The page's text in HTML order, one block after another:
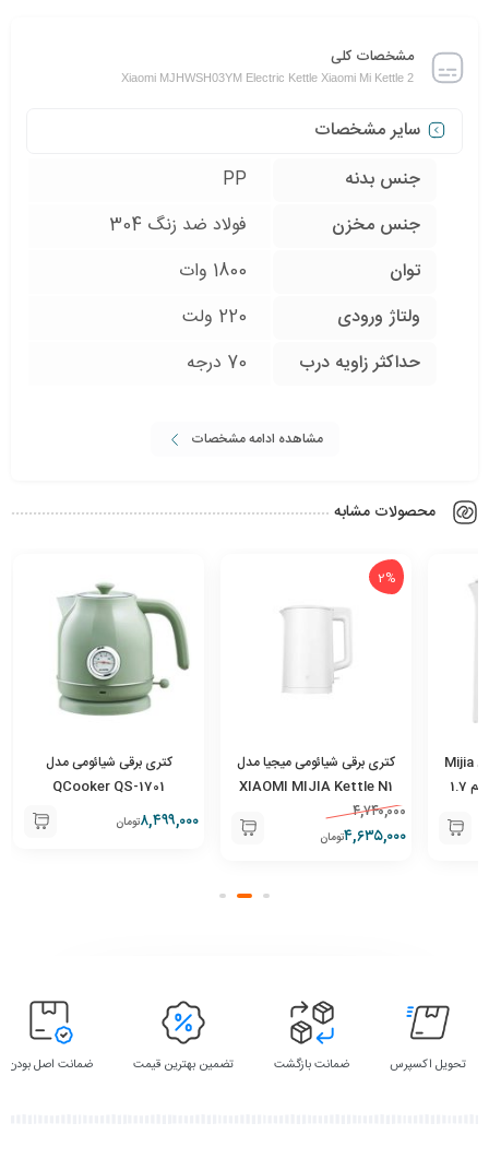
مشخصات کلی
Xiaomi MJHWSH03YM Electric Kettle Xiaomi Mi Kettle 2
سایر مشخصات
جنس بدنه
PP
جنس مخزن
فولاد ضد زنگ 304
توان
1800 وات
ولتاژ ورودی
220 ولت
حداکثر زاویه درب
70 درجه
مشاهده ادامه مشخصات
محصولات مشابه
کتری برقی شیائومی مدل Mijia
3 MJDSH08YM حجم 1.7
2%
کتری برقی شیائومی میجیا مدل
XIAOMI MIJIA Kettle N1
MJDSH05YM۴,۷۴۰,۰۰۰
۴,۶۳۵,۰۰۰تومان
کتری برقی شیائومی مدل
QCooker QS-1701
۸,۴۹۹,۰۰۰تومان
تحویل اکسپرس ضمانت بازگشت تضمین بهترین قیمت ضمانت اصل بودن